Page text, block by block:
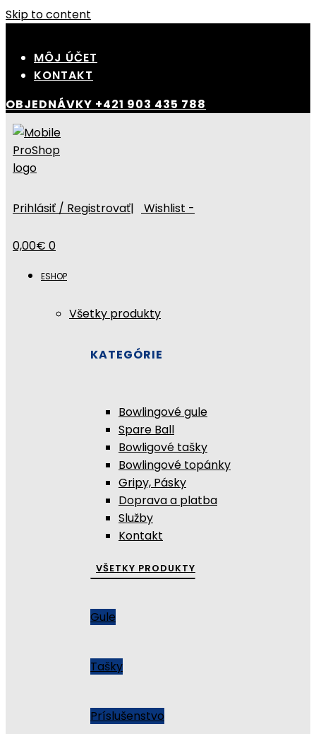
Skip to content
MÔJ ÚČET
KONTAKT
OBJEDNÁVKY +421 903 435 788
Prihlásiť / Registrovať| Wishlist -
0,00€ 0
ESHOP
Všetky produkty
KATEGÓRIE
Bowlingové gule
Spare Ball
Bowligové tašky
Bowlingové topánky
Gripy, Pásky
Doprava a platba
Služby
Kontakt
VŠETKY PRODUKTY
Gule
Tašky
Príslušenstvo